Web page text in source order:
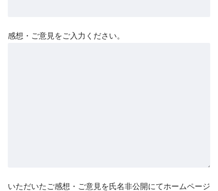
感想・ご意見をご入力ください。
いただいたご感想・ご意見を氏名非公開にてホームページ